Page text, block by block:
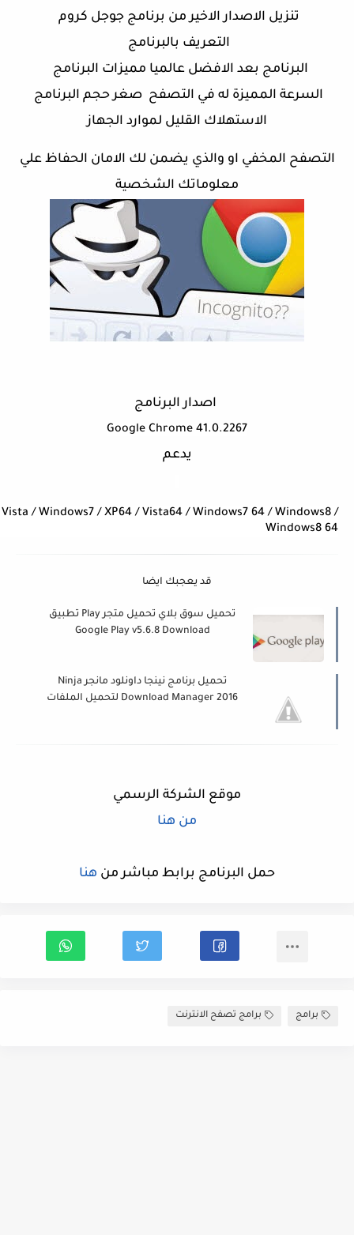
تنزيل الاصدار الاخير من برنامج جوجل كروم
التعريف بالبرنامج
البرنامج بعد الافضل عالميا مميزات البرنامج
السرعة المميزة له في التصفح صغر حجم البرنامج
الاستهلاك القليل لموارد الجهاز
التصفح المخفي او والذي يضمن لك الامان الحفاظ علي
معلوماتك الشخصية
اصدار البرنامج
Google Chrome 41.0.2267
يدعم
/ Windows7 / XP64 / Vista64 / Windows7 64 / Windows8 /
Windows8 64
قد يعجبك ايضا
تحميل سوق بلاي تحميل متجر Play تطبيق
Google Play v5.6.8 Download
تحميل برنامج نينجا داونلود مانجر Ninja
Download Manager 2016 لتحميل الملفات
موقع الشركة الرسمي
من هنا
حمل البرنامج برابط مباشر من هنا
برامج برامج تصفح الانترنت